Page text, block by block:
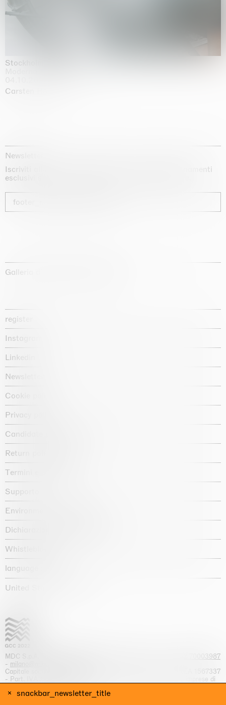
Stockholm Slides
Carsten Höller
snackbar_newsletter_title
Newsletter
Iscriviti alla nostra newsletter per ricevere aggiornamenti
esclusivi sui nostri artisti, sulle mostre e sulle fiere.
footer_newsletter_subscribe
Galleria d'arte fondata nel 1987
register
Instagram
Linkedin
Newsletter
Cookie policy
Privacy policy
Candidate privacy notice
Return policy shop
Termini e condizioni
Supporto
Environmental statement
Dichiarazione di accessibilità
Whistleblowing
language :
United States / USD $
MDC S.p.A. -
+39 02 70003987
- milano@massimodecarlo.com
Capitale sociale interamente versato: EUR 1.514.762,00 – REA 1567337
- Part. IVA / C.F. 12584550151 - Iscrizione al Registro delle imprese di